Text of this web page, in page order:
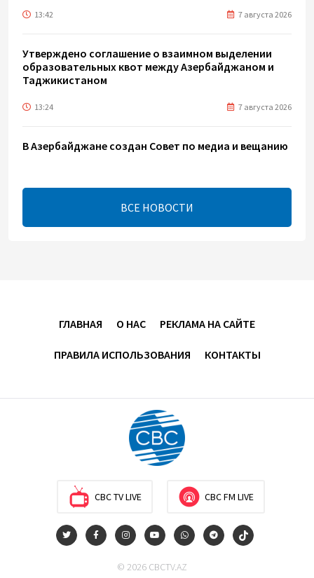
13:42 7 августа 2026
Утверждено соглашение о взаимном выделении
образовательных квот между Азербайджаном и
Таджикистаном
13:24 7 августа 2026
В Азербайджане создан Совет по медиа и вещанию
13:16 7 августа 2026
ЕАЭС расширяет финансовый рынок и вводит
программу "зеленой трансформации"
экономики и наращивает взаимную торговлю –
электронной торговли и общего рынка - Турчин
финансирования промкооперации в ЕАЭС
ВСЕ НОВОСТИ
ГЛАВНАЯ О НАС РЕКЛАМА НА САЙТЕ
ПРАВИЛА ИСПОЛЬЗОВАНИЯ КОНТАКТЫ
CBC TV LIVE CBC FM LIVE
© 2026 CBCTV.AZ